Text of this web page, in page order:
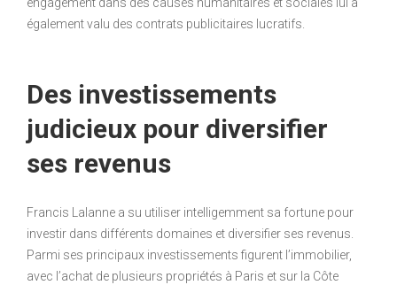
également valu des contrats publicitaires lucratifs.
Des investissements
judicieux pour diversifier
ses revenus
Francis Lalanne a su utiliser intelligemment sa fortune pour
investir dans différents domaines et diversifier ses revenus.
Parmi ses principaux investissements figurent l’immobilier,
avec l’achat de plusieurs propriétés à Paris et sur la Côte